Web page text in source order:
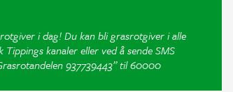
i dag! Du kan bli grasrotgiver i alle
Tippings kanaler eller ved å sende SMS
937739443” til 60000